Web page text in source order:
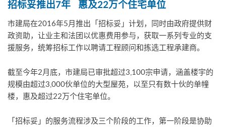
招标妥推出7年 惠及22万个住宅单位
市建局在2016年5月推出「招标妥」计划，同时由政府提供财
政资助，让业主和法团以优惠费用参与，获取一系列专业的支
援服务，统筹招标工作以聘请工程顾问和拣选工程承建商。
截至今年2月底，市建局已审批超过3,100宗申请，涵盖楼宇的
规模由超过3,000伙单位的大型屋苑，以至只有数十伙的单幢
楼，惠及超过22万个住宅单位。
「招标妥」的服务流程涉及三个阶段的工作，第一阶段是协助